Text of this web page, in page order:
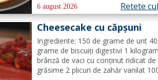
verde (+/-) piper Toppinguri: 1
80 gr somon afumat 1 linguriță
de susan...
6 august 2026 Retete
Cheesecake cu căpșuni
Ingrediente: 150 de grame de unt
grame de biscuiți digestivi 1
brânză de vaci cu conținut ridicat de
grăsime 2 plicuri de zahăr vanilat